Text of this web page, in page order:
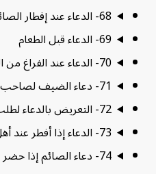
68- الدعاء عند إفطار الصائم
69- الدعاء قبل الطعام
70- الدعاء عند الفراغ من الطعام
71- دعاء الضيف لصاحب الطعام
72- التعريض بالدعاء لطلب الطعام أو الشراب
73- الدعاء إذا أفطر عند أهل بيت
74- دعاء الصائم إذا حضر الطعام ولم يفطر